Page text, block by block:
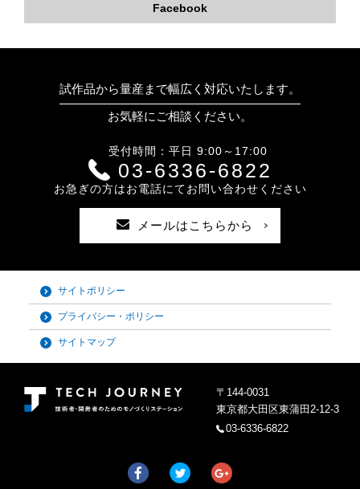
Facebook
試作品から量産まで幅広く対応いたします。
お気軽にご相談ください。
受付時間：平日 9:00～17:00
03-6336-6822
お急ぎの方はお電話にてお問い合わせください
メールはこちらから
サイトポリシー
プライバシー・ポリシー
サイトマップ
〒144-0031
東京都大田区東蒲田2-12-3
03-6336-6822